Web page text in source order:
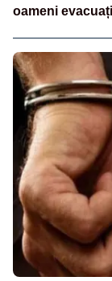
oameni evacuați